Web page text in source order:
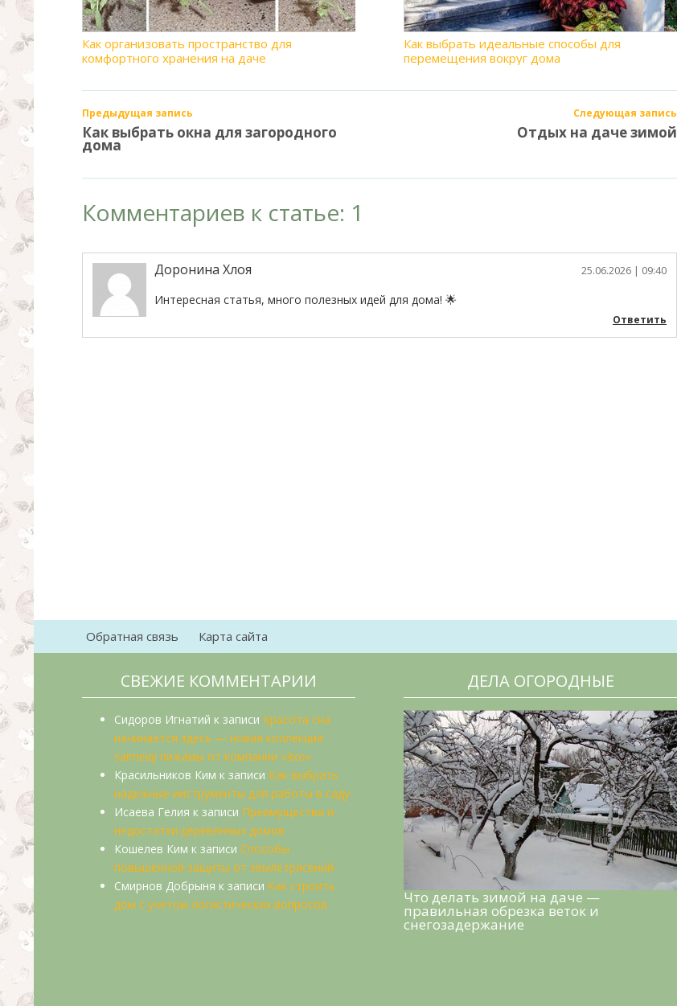
Как организовать пространство для
комфортного хранения на даче
Как выбрать идеальные способы для
перемещения вокруг дома
Предыдущая запись
Как выбрать окна для загородного
дома
Следующая запись
Отдых на даче зимой
Комментариев к статье: 1
Доронина Хлоя 25.06.2026 | 09:40
Интересная статья, много полезных идей для дома! 🌟
Ответить
Обратная связь Карта сайта
СВЕЖИЕ КОММЕНТАРИИ
Сидоров Игнатий к записи Красота сна
начинается здесь — новая коллекция
saimeiqi пижамы от компании «3ко»
Красильников Ким к записи Как выбрать
надежные инструменты для работы в саду
Исаева Гелия к записи Преимущества и
недостатки деревянных домов
Кошелев Ким к записи Способы
повышенной защиты от землетрясений
Смирнов Добрыня к записи Как строить
дом с учетом логистических вопросов
ДЕЛА ОГОРОДНЫЕ
Что делать зимой на даче —
правильная обрезка веток и
снегозадержание